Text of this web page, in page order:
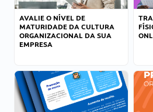
AVALIE O NÍVEL DE
MATURIDADE DA CULTURA
ORGANIZACIONAL DA SUA
EMPRESA